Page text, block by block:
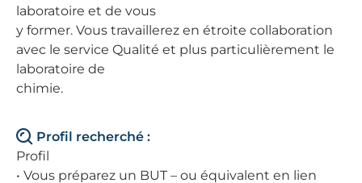
laboratoire et de vous
y former. Vous travaillerez en étroite collaboration
avec le service Qualité et plus particulièrement le
laboratoire de
chimie.
Profil recherché :
Profil
• Vous préparez un BUT – ou équivalent en lien